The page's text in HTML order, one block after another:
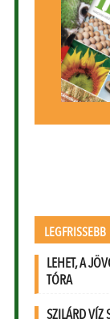
LEGFRISSEBB
LEHET, A
TÓRA
SZILÁRD VÍZ